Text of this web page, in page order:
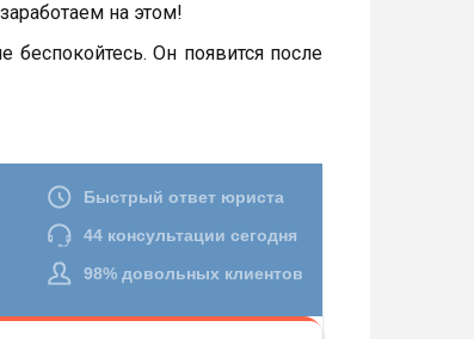
на этом!
беспокойтесь. Он появится после